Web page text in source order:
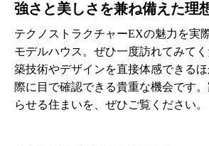
強さと美しさを兼ね備えた理
テクノストラクチャーEXの魅力を実
モデルハウス。ぜひ一度訪れてみて
築技術やデザインを直接体感できる
際に目で確認できる貴重な機会です
らせる住まいを、ぜひご覧ください。